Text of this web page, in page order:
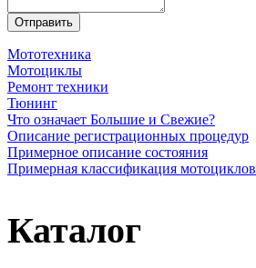
Мототехника
Мотоциклы
Ремонт техники
Тюнинг
Что означает Большие и Свежие?
Описание регистрационных процедур
Примерное описание состояния
Примерная классификация мотоциклов
Каталог